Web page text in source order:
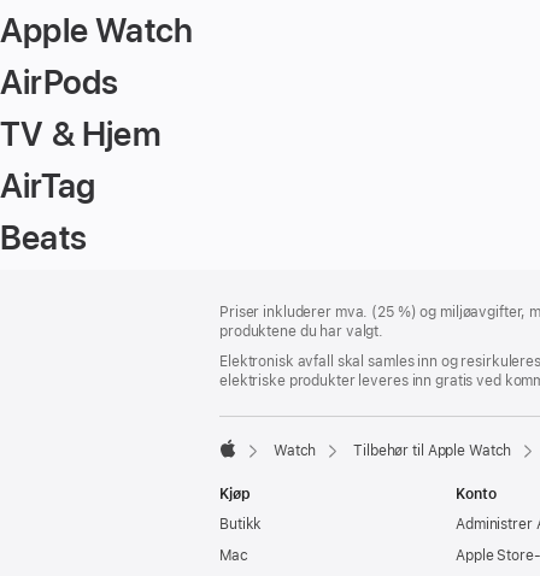
Apple Watch
AirPods
TV & Hjem
AirTag
Beats
Priser inkluderer mva. (25 %) og miljøavgifter,
produktene du har valgt.
Elektronisk avfall skal samles inn og
elektriske produkter leveres inn gratis ved
Watch Tilbehør til Apple Watch
Kjøp
Butikk
Mac
Konto
Administrer
Apple